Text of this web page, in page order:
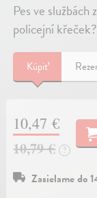
Pes ve
policejní
Kúpiť
10,47 €
10,79 €
?
Zasielame do